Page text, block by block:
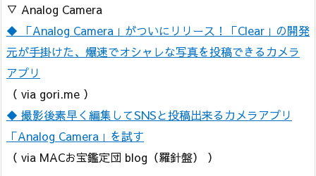
▽ Analog Camera
◆ 「Analog Camera」がついにリリース！「Clear」の開発
元が手掛けた、爆速でオシャレな写真を投稿できるカメラ
アプリ
（ via gori.me ）
◆ 撮影後素早く編集してSNSと投稿出来るカメラアプリ
「Analog Camera」を試す
（ via MACお宝鑑定団 blog（羅針盤） ）